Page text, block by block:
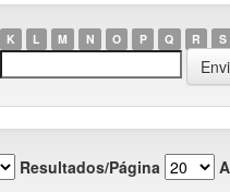
K L M N O P Q R S
Resultados/Página